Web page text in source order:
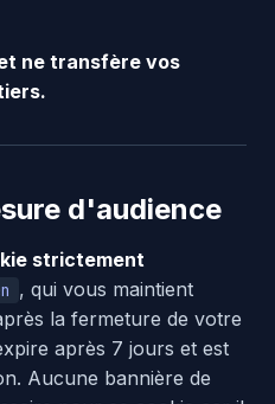
ne transfère vos
d'audience
strictement
, qui vous maintient
la fermeture de votre
après 7 jours et est
Aucune bannière de